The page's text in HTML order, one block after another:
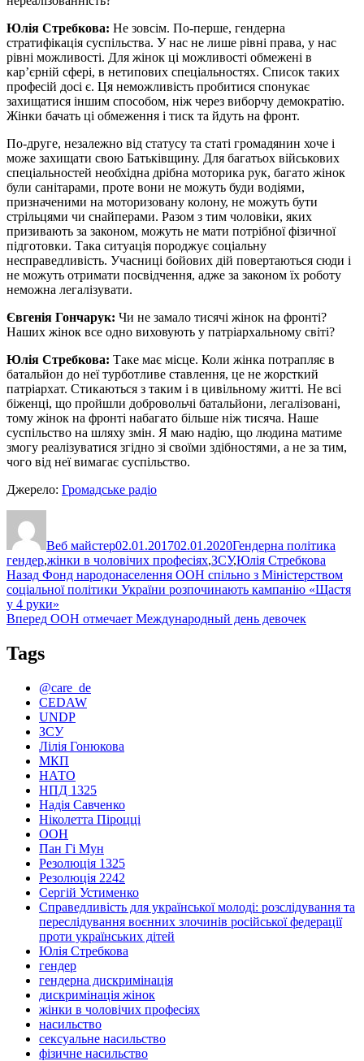
Юлія Стребкова: Не зовсім. По-перше, гендерна
стратифікація суспільства. У нас не лише рівні права, у нас
рівні можливості. Для жінок ці можливості обмежені в
кар’єрній сфері, в нетипових спеціальностях. Список таких
професій досі є. Ця неможливість пробитися спонукає
захищатися іншим способом, ніж через виборчу демократію.
Жінки бачать ці обмеження і тиск та йдуть на фронт.
По-друге, незалежно від статусу та статі громадянин хоче і
може захищати свою Батьківщину. Для багатьох військових
спеціальностей необхідна дрібна моторика рук, багато жінок
були санітарами, проте вони не можуть буди водіями,
призначеними на моторизовану колону, не можуть бути
стрільцями чи снайперами. Разом з тим чоловіки, яких
призивають за законом, можуть не мати потрібної фізичної
підготовки. Така ситуація породжує соціальну
несправедливість. Учасниці бойових дій повертаються сюди i
не можуть отримати посвідчення, адже за законом їх роботу
неможна легалізувати.
Євгенія Гончарук: Чи не замало тисячі жінок на фронті?
Наших жінок все одно виховують у патріархальному світі?
Юлія Стребкова: Таке має місце. Коли жінка потрапляє в
батальйон до неї турботливе ставлення, це не жорсткий
патріархат. Стикаються з таким і в цивільному житті. Не всі
біженці, що пройшли добровольчі батальйони, легалізовані,
тому жінок на фронті набагато більше ніж тисяча. Наше
суспільство на шляху змін. Я маю надію, що людина матиме
змогу реалізуватися згідно зі своїми здібностями, а не за тим,
чого від неї вимагає суспільство.
Джерело: Громадське радіо
Веб майстер02.01.201702.01.2020Гендерна політика
гендер,жінки в чоловічих професіях,ЗСУ,Юлія Стребкова
Навігація
записів
Назад Попередній
запис:
Фонд народонаселення ООН спільно з Міністерством
соціальної політики України розпочинають кампанію «Щастя
у 4 руки»
Вперед Наступний
ООН отмечает Международный день девочек
Tags
@care_de
CEDAW
UNDP
ЗСУ
Лілія Гонюкова
МКП
НАТО
НПД 1325
Надія Савченко
Ніколетта Піроцці
ООН
Пан Гі Мун
Резолюція 1325
Резолюція 2242
Сергій Устименко
Справедливість для української молоді: розслідування та
переслідування воєнних злочинів російської федерації
проти українських дітей
Юлія Стребкова
гендер
гендерна дискримінація
дискримінація жінок
жінки в чоловічих професіях
насильство
сексуальне насильство
фізичне насильство